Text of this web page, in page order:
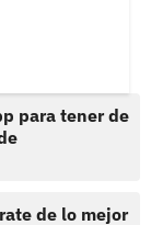
para tener de
de lo mejor